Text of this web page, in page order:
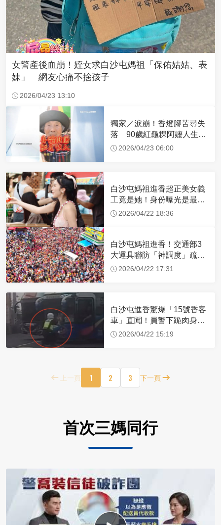
女警產後血崩！姪女求白沙屯媽祖「保佑姑姑、表
妹」 網友心痛不捨孩子
2026/04/23 13:10
獨家／淚崩！香燈腳苦尋失
落 90歲紅龜粿阿嬤人生謝
幕2026/04/23 06:00
白沙屯媽祖進香超正美女義
工竟是她！身份曝光是最美
禮生 一輩子不結婚
2026/04/22 18:36
白沙屯媽祖進香！交通部3
大運具聯防「神調度」疏運
32.1萬創新高
2026/04/22 17:31
白沙屯進香驚爆「15號香客
車」直闖！員警下跪肉身擋
車：讓行人先過
2026/04/22 15:19
上一頁 1 2 3 下一頁
首次三媽同行